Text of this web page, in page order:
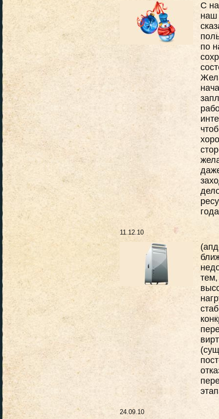
С
наш
по
11.12.10
24.09.10